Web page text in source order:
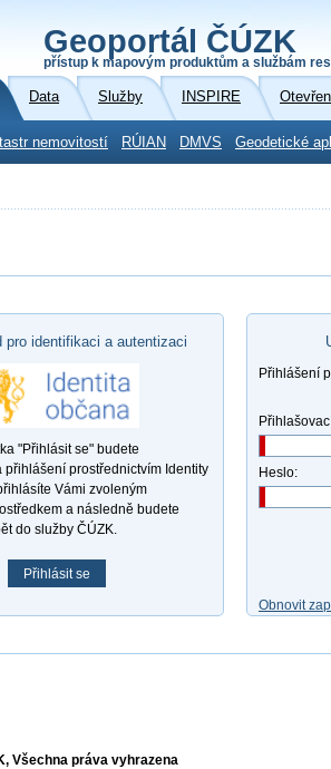
Geoportál ČÚZK
přístup k mapovým produktům a službám
Data Služby INSPIRE
nemovitostí RÚIAN DMVS Geodetické
pro identifikaci a autentizaci
"Přihlásit se" budete
přihlášení prostřednictvím Identity
Vámi zvoleným
a následně budete
do služby ČÚZK.
Přihlásit se
Přihlášení
Heslo:
Obnovit
Všechna práva vyhrazena